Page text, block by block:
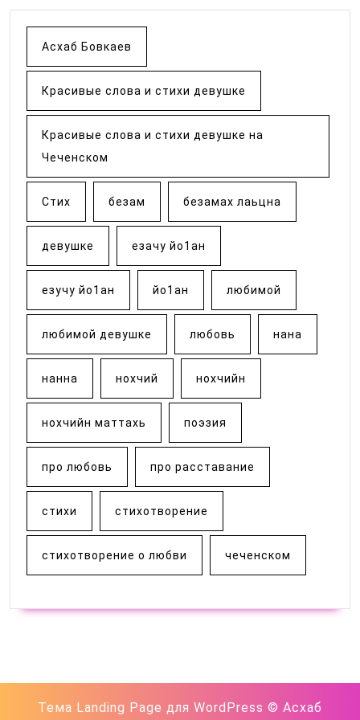
Асхаб Бовкаев
Красивые слова и стихи девушке
Красивые слова и стихи девушке на
Чеченском
Стих безам безамах лаьцна
девушке езачу йо1ан
езучу йо1ан йо1ан любимой
любимой девушке любовь нана
нанна нохчий нохчийн
нохчийн маттахь поэзия
про любовь про расставание
стихи стихотворение
стихотворение о любви чеченском
Тема Landing Page для WordPress © Асхаб